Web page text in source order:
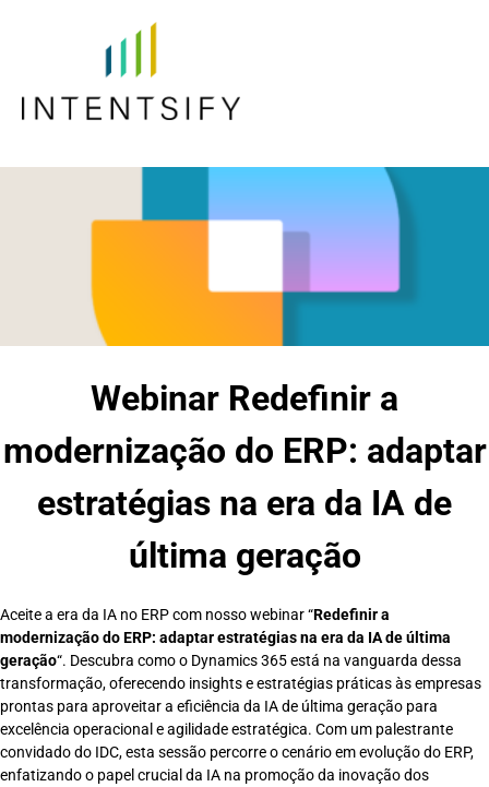
Webinar Redefinir a
modernização do ERP: adaptar
estratégias na era da IA de
última geração
Aceite a era da IA no ERP com nosso webinar “Redefinir a
modernização do ERP: adaptar estratégias na era da IA de última
geração“. Descubra como o Dynamics 365 está na vanguarda dessa
transformação, oferecendo insights e estratégias práticas às empresas
prontas para aproveitar a eficiência da IA de última geração para
excelência operacional e agilidade estratégica. Com um palestrante
convidado do IDC, esta sessão percorre o cenário em evolução do ERP,
enfatizando o papel crucial da IA na promoção da inovação dos